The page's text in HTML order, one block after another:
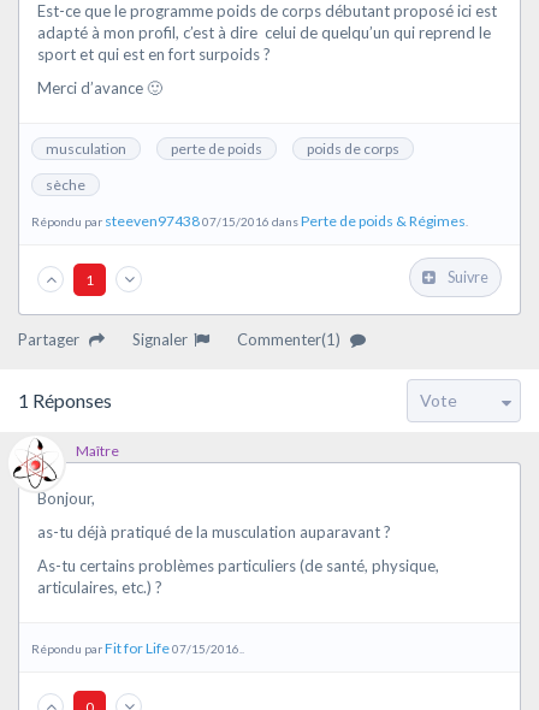
Est-ce que le programme poids de corps débutant proposé ici est
adapté à mon profil, c’est à dire celui de quelqu’un qui reprend le
sport et qui est en fort surpoids ?
Merci d’avance 🙂
musculation perte de poids
poids de corps
sèche
Répondu par steeven9743807/15/2016 dansPerte de poids & Régimes
1 Suivre
Partager Signaler Commenter(1)
1 Réponses
Maître
Bonjour,
as-tu déjà pratiqué de la musculation auparavant ?
As-tu certains problèmes particuliers (de santé, physique,
articulaires, etc.) ?
Répondu parFit for Life07/15/2016..